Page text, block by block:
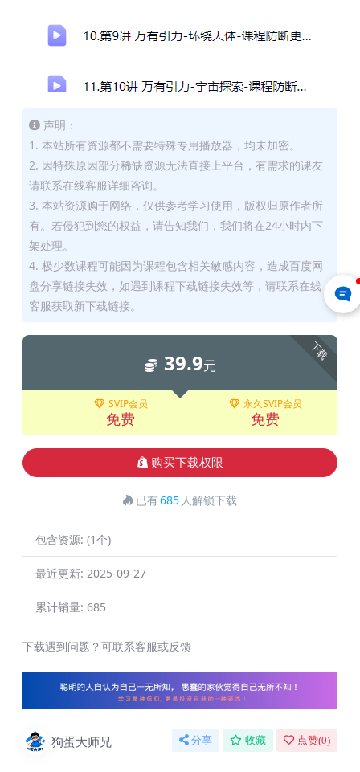
声明：
1. 本站所有资源都不需要特殊专用播放器，均未加密。
2. 因特殊原因部分稀缺资源无法直接上平台，有需求的课友
请联系在线客服详细咨询。
3. 本站资源购于网络，仅供参考学习使用，版权归原作者所
有。若侵犯到您的权益，请告知我们，我们将在24小时内下
架处理。
4. 极少数课程可能因为课程包含相关敏感内容，造成百度网
盘分享链接失效，如遇到课程下载链接失效等，请联系在线
客服获取新下载链接。
下载
39.9元
SVIP会员
免费
永久SVIP会员
免费
购买下载权限
已有685 人解锁下载
包含资源: (1个)
最近更新: 2025-09-27
累计销量: 685
下载遇到问题？可联系客服或反馈
狗蛋大师兄 分享 收藏 点赞(0)